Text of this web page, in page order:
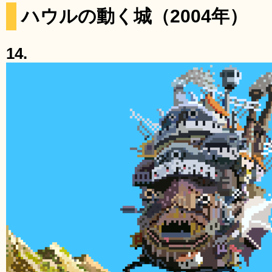
ハウルの動く城（2004年）
14.